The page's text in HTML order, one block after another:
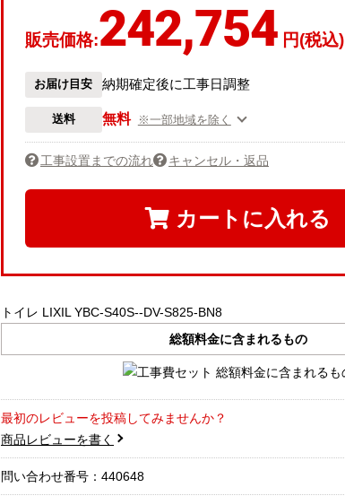
販売価格:242,754 円(税込)
お届け目安 納期確定後に工事日調整
送料 無料 ※一部地域を除く
工事設置までの流れ キャンセル・返品
カートに入れる
トイレ LIXIL YBC-S40S--DV-S825-BN8
総額料金に含まれるもの
最初のレビューを投稿してみませんか？
商品レビューを書く
問い合わせ番号：440648